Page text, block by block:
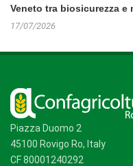
Veneto tra biosicurezza e
17/07/2026
Piazza Duomo 2
45100 Rovigo Ro, Italy
CF 80001240292